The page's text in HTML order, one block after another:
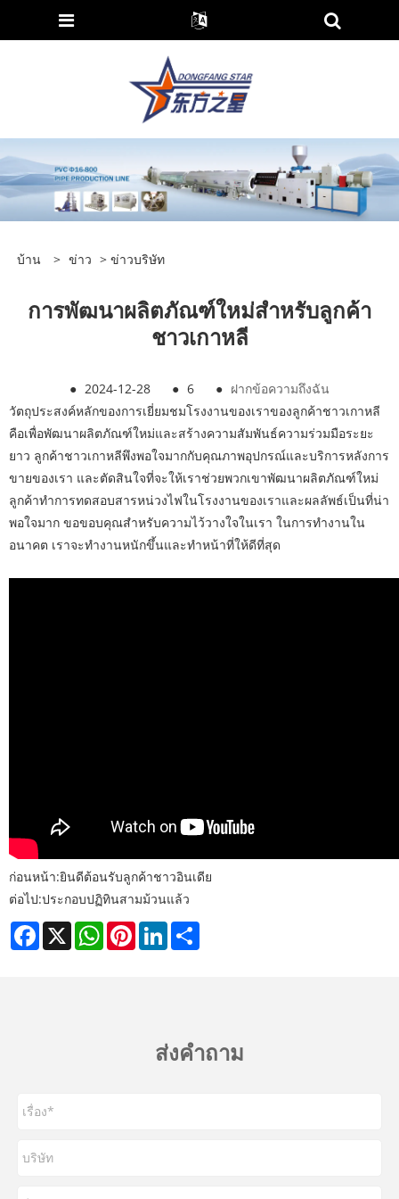
บ้าน > ข่าว > ข่าวบริษัท
การพัฒนาผลิตภัณฑ์ใหม่สำหรับลูกค้า
ชาวเกาหลี
● 2024-12-28 ● 6 ● ฝากข้อความถึงฉัน
วัตถุประสงค์หลักของการเยี่ยมชมโรงงานของเราของลูกค้าชาวเกาหลี
คือเพื่อพัฒนาผลิตภัณฑ์ใหม่และสร้างความสัมพันธ์ความร่วมมือระยะ
ยาว ลูกค้าชาวเกาหลีพึงพอใจมากกับคุณภาพอุปกรณ์และบริการหลังการ
ขายของเรา และตัดสินใจที่จะให้เราช่วยพวกเขาพัฒนาผลิตภัณฑ์ใหม่
ลูกค้าทำการทดสอบสารหน่วงไฟในโรงงานของเราและผลลัพธ์เป็นที่น่า
พอใจมาก ขอขอบคุณสำหรับความไว้วางใจในเรา ในการทำงานใน
อนาคต เราจะทำงานหนักขึ้นและทำหน้าที่ให้ดีที่สุด
ก่อนหน้า:ยินดีต้อนรับลูกค้าชาวอินเดีย
ต่อไป:ประกอบปฏิทินสามม้วนแล้ว
Facebook
X WhatsAppPinterestLinkedIn
ส่งคำถาม